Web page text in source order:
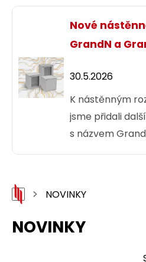
jsou určeny
kabely Solarix s
i kabely s
Nové
GrandN a
30.5.2026
K nástěnným
jsme přidali
s názvem
NOVINKY
NOVINKY